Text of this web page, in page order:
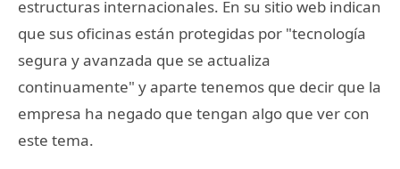
estructuras internacionales. En su sitio web indican
que sus oficinas están protegidas por "tecnología
segura y avanzada que se actualiza
continuamente" y aparte tenemos que decir que la
empresa ha negado que tengan algo que ver con
este tema.